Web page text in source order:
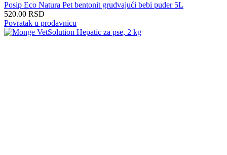
Posip Eco Natura Pet bentonit grudvajući bebi puder 5L
520.00 RSD
Povratak u prodavnicu